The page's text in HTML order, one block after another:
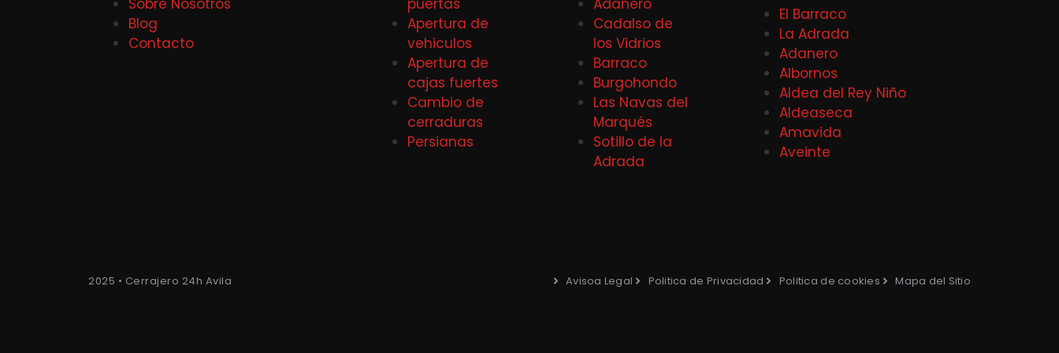
Sobre Nosotros
Blog
Contacto
puertas
Apertura de
vehiculos
Apertura de
cajas fuertes
Cambio de
cerraduras
Persianas
Adanero
Cadalso de
los Vidrios
Barraco
Burgohondo
Las Navas del
Marqués
Sotillo de la
Adrada
El Barraco
La Adrada
Adanero
Albornos
Aldea del Rey Niño
Aldeaseca
Amavida
Aveinte
2025 • Cerrajero 24h Avila Avisoa Legal Politica de Privacidad Politica de cookies Mapa del Sitio